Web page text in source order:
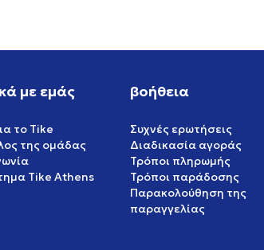
με εμάς
το Tike
της ομάδας
Tike Athens
βοήθεια
Συχνές ερωτήσεις
Διαδικασία αγοράς
Τρόποι πληρωμής
Τρόποι παράδοσης
Παρακολούθηση της
παραγγελίας